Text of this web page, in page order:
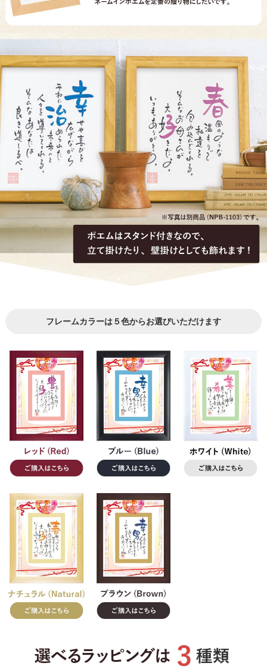
フレームカラーは５色からお選びいただけます